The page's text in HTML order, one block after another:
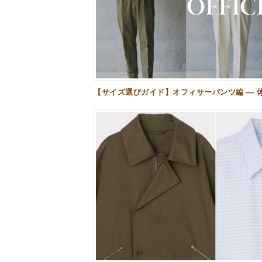
【サイズ選びガイド】オフィサーパンツ編 —